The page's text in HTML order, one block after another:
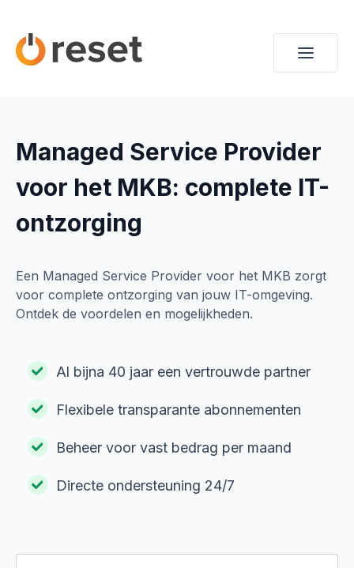
Managed Service Provider
voor het MKB: complete IT-
ontzorging
Een Managed Service Provider voor het MKB zorgt
voor complete ontzorging van jouw IT-omgeving.
Ontdek de voordelen en mogelijkheden.
Al bijna 40 jaar een vertrouwde partner
Flexibele transparante abonnementen
Beheer voor vast bedrag per maand
Directe ondersteuning 24/7